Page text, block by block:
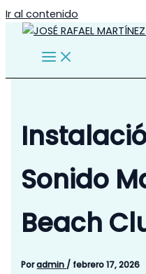
Ir al contenido
Sonido
Beach
Poradmin / febrero 17, 2026